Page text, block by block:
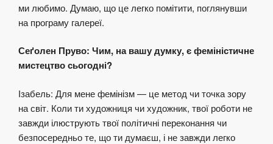
ми любимо. Думаю, що це легко помітити, поглянувши
на програму галереї.
Сеґолен Пруво: Чим, на вашу думку, є феміністичне
мистецтво сьогодні?
Ізабель: Для мене фемінізм — це метод чи точка зору
на світ. Коли ти художниця чи художник, твої роботи не
завжди ілюструють твої політичні переконання чи
безпосередньо те, що ти думаєш, і не завжди легко